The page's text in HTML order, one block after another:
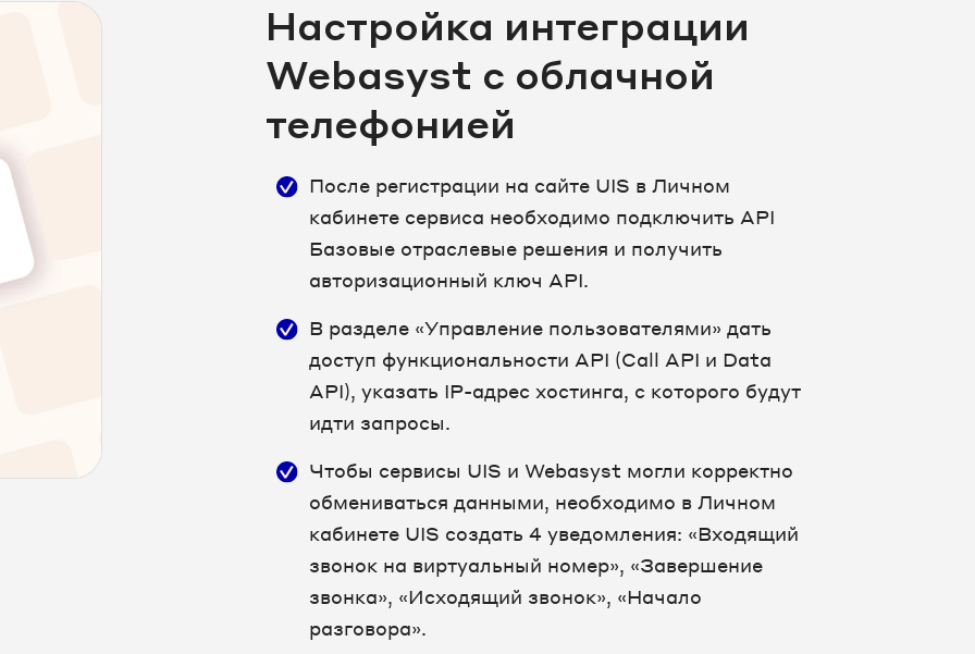
Настройка интеграции
Webasyst с облачной
телефонией
После регистрации на сайте UIS в Личном
кабинете сервиса необходимо подключить API
Базовые отраслевые решения и получить
авторизационный ключ API.
В разделе «Управление пользователями» дать
доступ функциональности API (Call API и Data
API), указать IP-адрес хостинга, с которого будут
идти запросы.
Чтобы сервисы UIS и Webasyst могли корректно
обмениваться данными, необходимо в Личном
кабинете UIS создать 4 уведомления: «Входящий
звонок на виртуальный номер», «Завершение
звонка», «Исходящий звонок», «Начало
разговора».